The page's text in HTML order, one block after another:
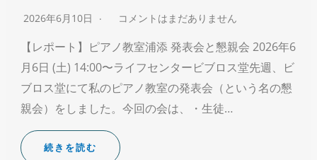
2026年6月10日 コメントはまだありません
【レポート】ピアノ教室浦添 発表会と懇親会 2026年6
月6日 (土) 14:00〜ライフセンタービブロス堂先週、ビ
ブロス堂にて私のピアノ教室の発表会（という名の懇
親会）をしました。今回の会は、・生徒…
続きを読む